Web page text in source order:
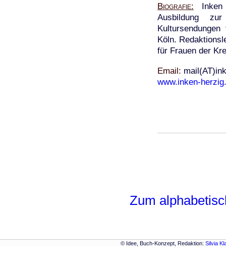
Biografie
Inken
Ausbildung
Köln.
für Frauen der
Email
www.inken-
Zum